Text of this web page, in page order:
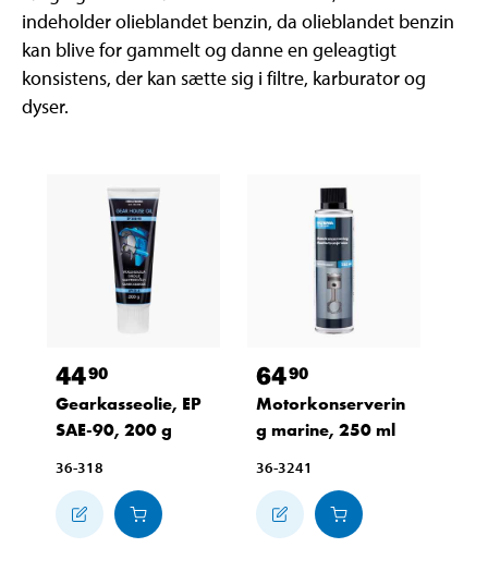
indeholder olieblandet benzin, da olieblandet benzin
kan blive for gammelt og danne en geleagtigt
konsistens, der kan sætte sig i filtre, karburator og
dyser.
4490
Gearkasseolie, EP
SAE-90, 200 g
36-318
6490
Motorkonserverin
g marine, 250 ml
36-3241